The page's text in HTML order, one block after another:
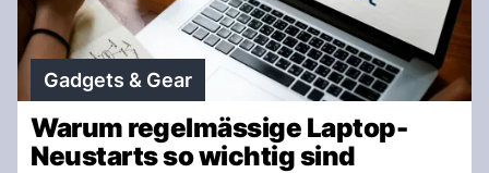
Gadgets & Gear
Warum regelmässige Laptop-
Neustarts so wichtig sind